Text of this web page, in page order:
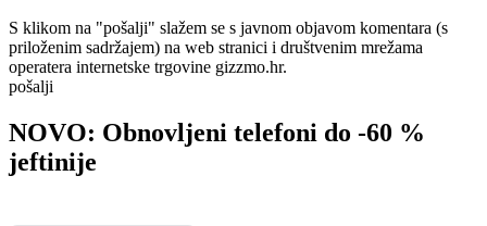
S klikom na "pošalji" slažem se s javnom objavom komentara (s
priloženim sadržajem) na web stranici i društvenim mrežama
operatera internetske trgovine gizzmo.hr.
pošalji
NOVO: Obnovljeni telefoni do -60 %
jeftinije